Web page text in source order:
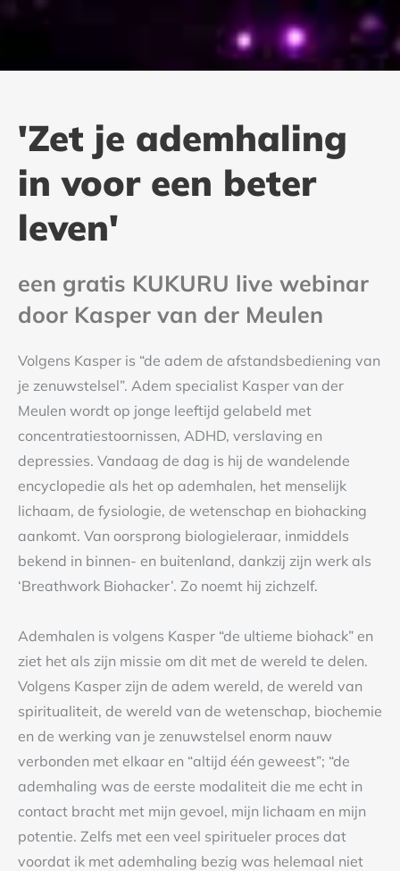
'Zet je ademhaling
in voor een beter
leven'
een gratis KUKURU live webinar
door Kasper van der Meulen
Volgens Kasper is “de adem de afstandsbediening van
je zenuwstelsel”. Adem specialist Kasper van der
Meulen wordt op jonge leeftijd gelabeld met
concentratiestoornissen, ADHD, verslaving en
depressies. Vandaag de dag is hij de wandelende
encyclopedie als het op ademhalen, het menselijk
lichaam, de fysiologie, de wetenschap en biohacking
aankomt. Van oorsprong biologieleraar, inmiddels
bekend in binnen- en buitenland, dankzij zijn werk als
‘Breathwork Biohacker’. Zo noemt hij zichzelf.
Ademhalen is volgens Kasper “de ultieme biohack” en
ziet het als zijn missie om dit met de wereld te delen.
Volgens Kasper zijn de adem wereld, de wereld van
spiritualiteit, de wereld van de wetenschap, biochemie
en de werking van je zenuwstelsel enorm nauw
verbonden met elkaar en “altijd één geweest”; “de
ademhaling was de eerste modaliteit die me echt in
contact bracht met mijn gevoel, mijn lichaam en mijn
potentie. Zelfs met een veel spiritueler proces dat
voordat ik met ademhaling bezig was helemaal niet